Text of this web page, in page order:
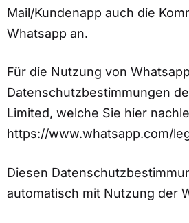
Mail/Kundenapp auch die
Whatsapp an.
Für die Nutzung von
Datenschutzbestimmungen
Limited, welche Sie hier
https://www.whatsapp.com/
Diesen
automatisch mit Nutzung der